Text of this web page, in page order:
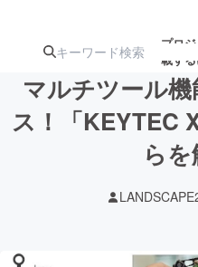
プロ
載す
注目の新
マルチツール
ス！「KEYTEC
らを